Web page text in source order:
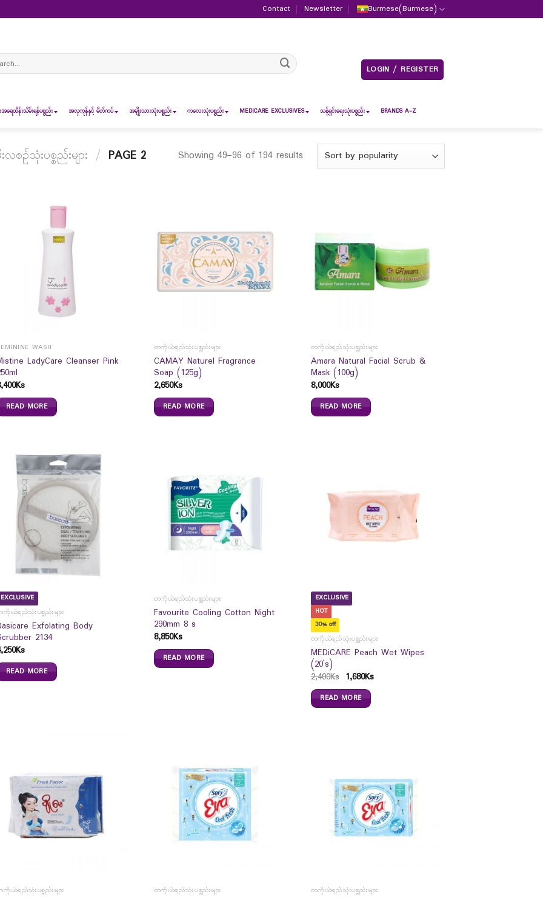
Contact Newsletter Burmese(Burmese)
LOGIN / REGISTER
ရေထိန်းသိမ်းရန်ပစ္စည်း အလှကုန်နှင့် မိတ်ကပ် အမျိုးသားသုံးပစ္စည်း ကလေးသုံးပစ္စည်း MEDICARE EXCLUSIVES သန့်ရှင်းရေးသုံးပစ္စည်း BRANDS A-Z
စဉ်သုံးပစ္စည်းများ / PAGE 2 Showing 49–96 of 194 results
WASH
LadyCare Cleanser Pink
Ks
READ MORE
တကိုယ်ရည်သုံးပစ္စည်းများ
CAMAY Naturel Fragrance
Soap (125g)
2,650Ks
READ MORE
တကိုယ်ရည်သုံးပစ္စည်းများ
Amara Natural Facial Scrub &
Mask (100g)
8,000Ks
READ MORE
EXCLUSIVE
ယ်ရည်သုံးပစ္စည်းများ
Exfolating Body
2134
Ks
READ MORE
တကိုယ်ရည်သုံးပစ္စည်းများ
Favourite Cooling Cotton Night
290mm 8 s
8,850Ks
READ MORE
EXCLUSIVE
HOT
30% off
တကိုယ်ရည်သုံးပစ္စည်းများ
MEDiCARE Peach Wet Wipes
(20`s)
2,400Ks 1,680Ks
READ MORE
ယ်ရည်သုံးပစ္စည်းများ တကိုယ်ရည်သုံးပစ္စည်းများ တကိုယ်ရည်သုံးပစ္စည်းများ